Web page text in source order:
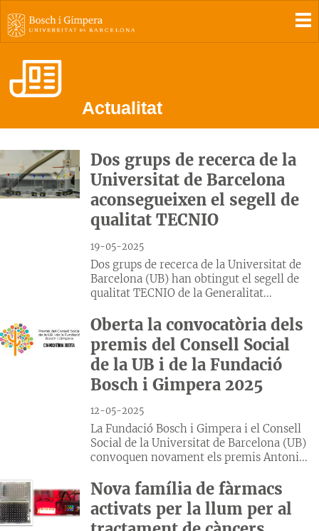
Actualitat
Dos grups de recerca de la
Universitat de Barcelona
aconsegueixen el segell de
qualitat TECNIO
19-05-2025
Dos grups de recerca de la Universitat de
Barcelona (UB) han obtingut el segell de
qualitat TECNIO de la Generalitat...
Oberta la convocatòria dels
premis del Consell Social
de la UB i de la Fundació
Bosch i Gimpera 2025
12-05-2025
La Fundació Bosch i Gimpera i el Consell
Social de la Universitat de Barcelona (UB)
convoquen novament els premis Antoni...
Nova família de fàrmacs
activats per la llum per al